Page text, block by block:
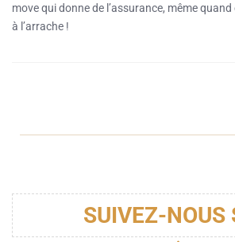
move qui donne de l’assurance, même
à l’arrache !
SUIVEZ-NOUS